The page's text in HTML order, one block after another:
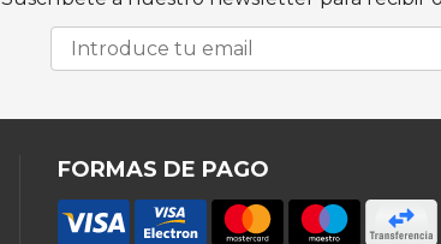
FORMAS DE PAGO